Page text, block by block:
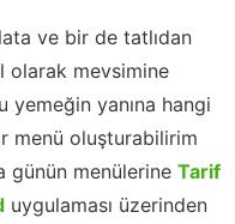
ve bir de tatlıdan
olarak mevsimine
yemeğin yanına hangi
menü oluşturabilirim
günün menülerine Tarif
uygulaması üzerinden